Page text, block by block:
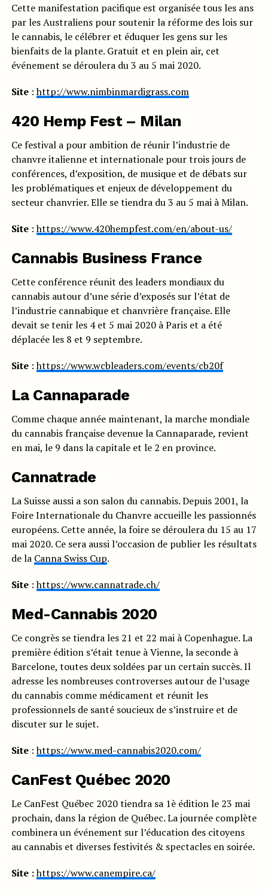
Cette manifestation pacifique est organisée tous les ans
par les Australiens pour soutenir la réforme des lois sur
le cannabis, le célébrer et éduquer les gens sur les
bienfaits de la plante. Gratuit et en plein air, cet
événement se déroulera du 3 au 5 mai 2020.
Site:http://www.nimbinmardigrass.com
420 Hemp Fest – Milan
Ce festival a pour ambition de réunir l’industrie de
chanvre italienne et internationale pour trois jours de
conférences, d’exposition, de musique et de débats sur
les problématiques et enjeux de développement du
secteur chanvrier. Elle se tiendra du 3 au 5 mai à Milan.
Site :https://www.420hempfest.com/en/about-us/
Cannabis Business France
Cette conférence réunit des leaders mondiaux du
cannabis autour d’une série d’exposés sur l’état de
l’industrie cannabique et chanvrière française. Elle
devait se tenir les 4 et 5 mai 2020 à Paris et a été
déplacée les 8 et 9 septembre.
Site :https://www.wcbleaders.com/events/cb20f
La Cannaparade
Comme chaque année maintenant, la marche mondiale
du cannabis française devenue la Cannaparade, revient
en mai, le 9 dans la capitale et le 2 en province.
Cannatrade
La Suisse aussi a son salon du cannabis. Depuis 2001, la
Foire Internationale du Chanvre accueille les passionnés
européens. Cette année, la foire se déroulera du 15 au 17
mai 2020. Ce sera aussi l’occasion de publier les résultats
de la Canna Swiss Cup.
Site:https://www.cannatrade.ch/
Med-Cannabis 2020
Ce congrès se tiendra les 21 et 22 mai à Copenhague. La
première édition s’était tenue à Vienne, la seconde à
Barcelone, toutes deux soldées par un certain succès. Il
adresse les nombreuses controverses autour de l’usage
du cannabis comme médicament et réunit les
professionnels de santé soucieux de s’instruire et de
discuter sur le sujet.
Site :https://www.med-cannabis2020.com/
CanFest Québec 2020
Le CanFest Québec 2020 tiendra sa 1è édition le 23 mai
prochain, dans la région de Québec. La journée complète
combinera un événement sur l’éducation des citoyens
au cannabis et diverses festivités & spectacles en soirée.
Site :https://www.canempire.ca/